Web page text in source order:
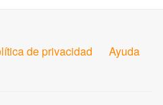
de privacidad
Ayuda